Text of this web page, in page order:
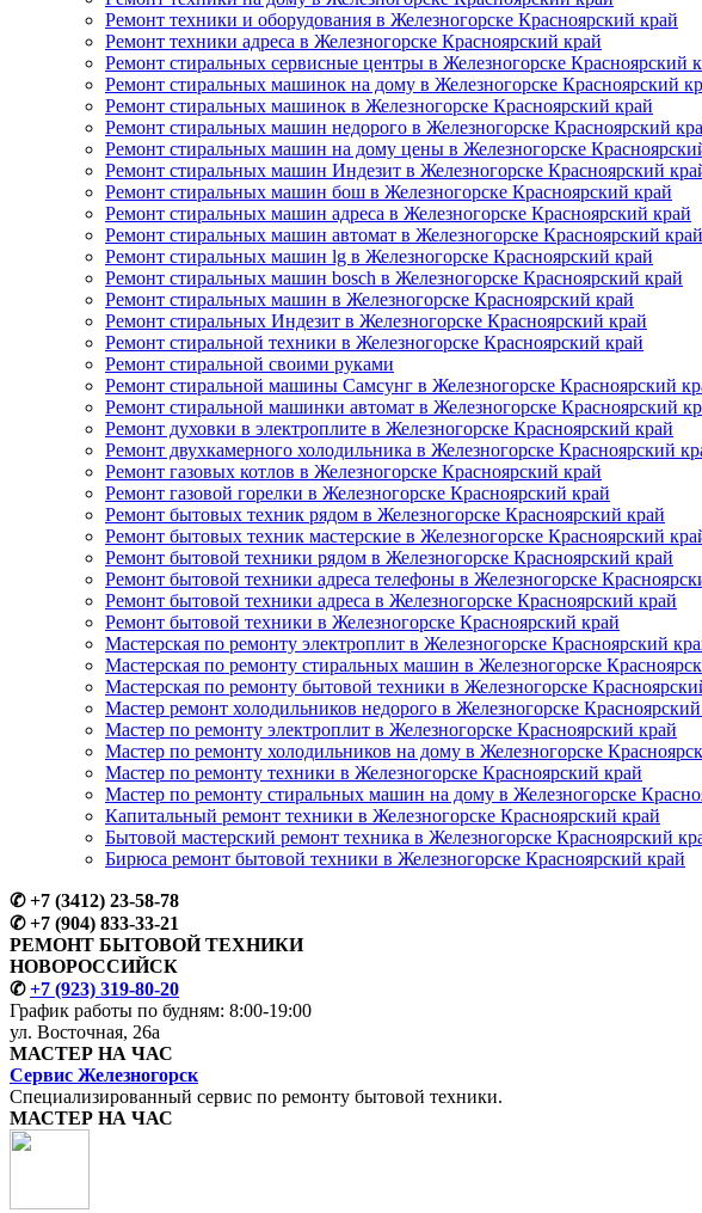
Ремонт техники и оборудования в Железногорске Красноярский край
Ремонт техники адреса в Железногорске Красноярский край
Ремонт стиральных сервисные центры в Железногорске Красноярский
Ремонт стиральных машинок на дому в Железногорске Красноярский
Ремонт стиральных машинок в Железногорске Красноярский край
Ремонт стиральных машин недорого в Железногорске Красноярский
Ремонт стиральных машин на дому цены в Железногорске
Ремонт стиральных машин Индезит в Железногорске Красноярский
Ремонт стиральных машин бош в Железногорске Красноярский край
Ремонт стиральных машин адреса в Железногорске Красноярский край
Ремонт стиральных машин автомат в Железногорске Красноярский край
Ремонт стиральных машин lg в Железногорске Красноярский край
Ремонт стиральных машин bosch в Железногорске Красноярский край
Ремонт стиральных машин в Железногорске Красноярский край
Ремонт стиральных Индезит в Железногорске Красноярский край
Ремонт стиральной техники в Железногорске Красноярский край
Ремонт стиральной своими руками
Ремонт стиральной машины Самсунг в Железногорске Красноярский
Ремонт стиральной машинки автомат в Железногорске Красноярский
Ремонт духовки в электроплите в Железногорске Красноярский край
Ремонт двухкамерного холодильника в Железногорске Красноярский
Ремонт газовых котлов в Железногорске Красноярский край
Ремонт газовой горелки в Железногорске Красноярский край
Ремонт бытовых техник рядом в Железногорске Красноярский край
Ремонт бытовых техник мастерские в Железногорске Красноярский
Ремонт бытовой техники рядом в Железногорске Красноярский край
Ремонт бытовой техники адреса телефоны в Железногорске
Ремонт бытовой техники адреса в Железногорске Красноярский край
Ремонт бытовой техники в Железногорске Красноярский край
Мастерская по ремонту электроплит в Железногорске Красноярский
Мастерская по ремонту стиральных машин в Железногорске
Мастерская по ремонту бытовой техники в Железногорске
Мастер ремонт холодильников недорого в Железногорске
Мастер по ремонту электроплит в Железногорске Красноярский край
Мастер по ремонту холодильников на дому в Железногорске
Мастер по ремонту техники в Железногорске Красноярский край
Мастер по ремонту стиральных машин на дому в Железногорске
Капитальный ремонт техники в Железногорске Красноярский край
Бытовой мастерский ремонт техника в Железногорске Красноярский
Бирюса ремонт бытовой техники в Железногорске Красноярский край
✆ +7 (3412) 23-58-78
✆+7 (904) 833-33-21
РЕМОНТ БЫТОВОЙ ТЕХНИКИ
НОВОРОССИЙСК
✆ +7 (923) 319-80-20
График работы по будням: 8:00-19:00
ул. Восточная, 26а
МАСТЕР НА ЧАС
Сервис Железногорск
Специализированный сервис по ремонту бытовой техники.
МАСТЕР НА ЧАС